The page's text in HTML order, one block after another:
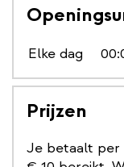
Elke dag
Prijzen
Je betaalt per